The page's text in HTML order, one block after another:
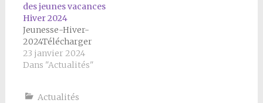
des jeunes vacances
Hiver 2024
Jeunesse-Hiver-
2024Télécharger
23 janvier 2024
Dans "Actualités"
Actualités